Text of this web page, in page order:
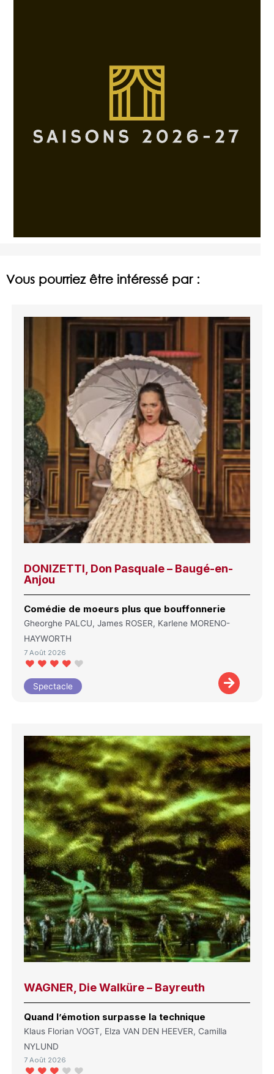
Vous pourriez être intéressé par :
DONIZETTI, Don Pasquale – Baugé-en-
Anjou
Comédie de moeurs plus que bouffonnerie
Gheorghe PALCU, James ROSER, Karlene MORENO-
HAYWORTH
7 Août 2026
Spectacle
WAGNER, Die Walküre – Bayreuth
Quand l’émotion surpasse la technique
Klaus Florian VOGT, Elza VAN DEN HEEVER, Camilla
NYLUND
7 Août 2026